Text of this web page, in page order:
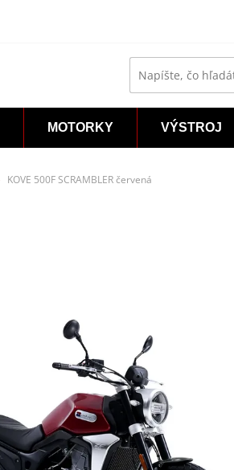
MOTORKY VÝSTROJ
KOVE 500F SCRAMBLER červená